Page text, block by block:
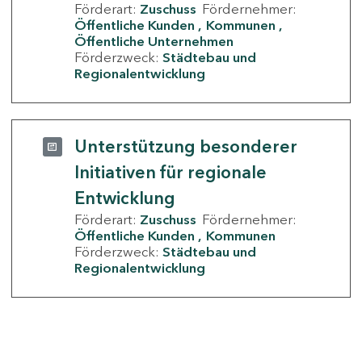
Förderart: Zuschuss Fördernehmer:
Öffentliche Kunden
Kommunen
Öffentliche Unternehmen
Förderzweck: Städtebau und
Regionalentwicklung
Unterstützung besonderer
Initiativen für regionale
Entwicklung
Förderart: Zuschuss Fördernehmer:
Öffentliche Kunden
Kommunen
Förderzweck: Städtebau und
Regionalentwicklung